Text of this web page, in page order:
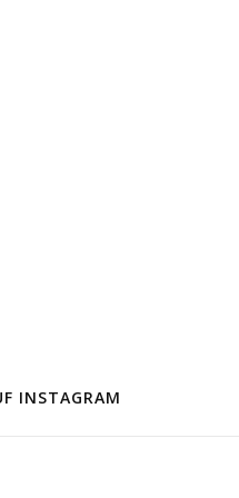
INSTAGRAM